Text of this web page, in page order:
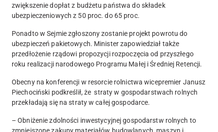
zwiększenie dopłat z budżetu państwa do składek
ubezpieczeniowych z 50 proc. do 65 proc.
Ponadto w Sejmie zgłoszony zostanie projekt powrotu do
ubezpieczeń pakietowych. Minister zapowiedział także
przedłożenie rządowi propozycji rozpoczęcia od przyszłego
roku realizacji narodowego Programu Małej i Średniej Retencji.
Obecny na konferencji w resorcie rolnictwa wicepremier Janusz
Piechociński podkreślił, że straty w gospodarstwach rolnych
przekładają się na straty w całej gospodarce.
– Obniżenie zdolności inwestycyjnej gospodarstw rolnych to